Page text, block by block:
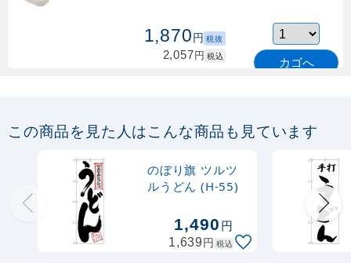
1,870円 税抜
2,057円 税込 カゴへ
1.6～3m 伸縮式 緑 (30537GRN)
売り切れ中
定番のぼり竿 オリジナルのぼりポール
1.6～3m 伸縮式 水色 (30537SBL)
この商品を見た人はこんな商品も見ています
のぼり旗 ツルツ
ルうどん (H-55)
1,490円
1,639円 税込